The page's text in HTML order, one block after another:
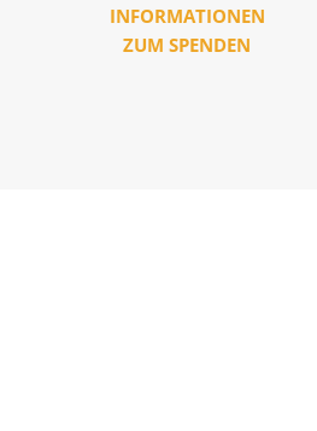
INFORMATIONEN
ZUM SPENDEN